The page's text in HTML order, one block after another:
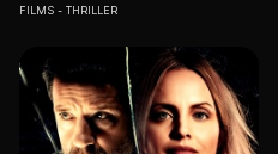
FILMS THRILLER